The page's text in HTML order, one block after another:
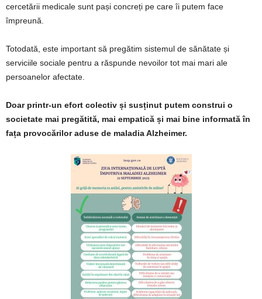
cercetării medicale sunt pași concreți pe care îi putem face
împreună.
Totodată, este important să pregătim sistemul de sănătate și
serviciile sociale pentru a răspunde nevoilor tot mai mari ale
persoanelor afectate.
Doar printr-un efort colectiv și susținut putem construi o
societate mai pregătită, mai empatică și mai bine informată în
fața provocărilor aduse de maladia Alzheimer.